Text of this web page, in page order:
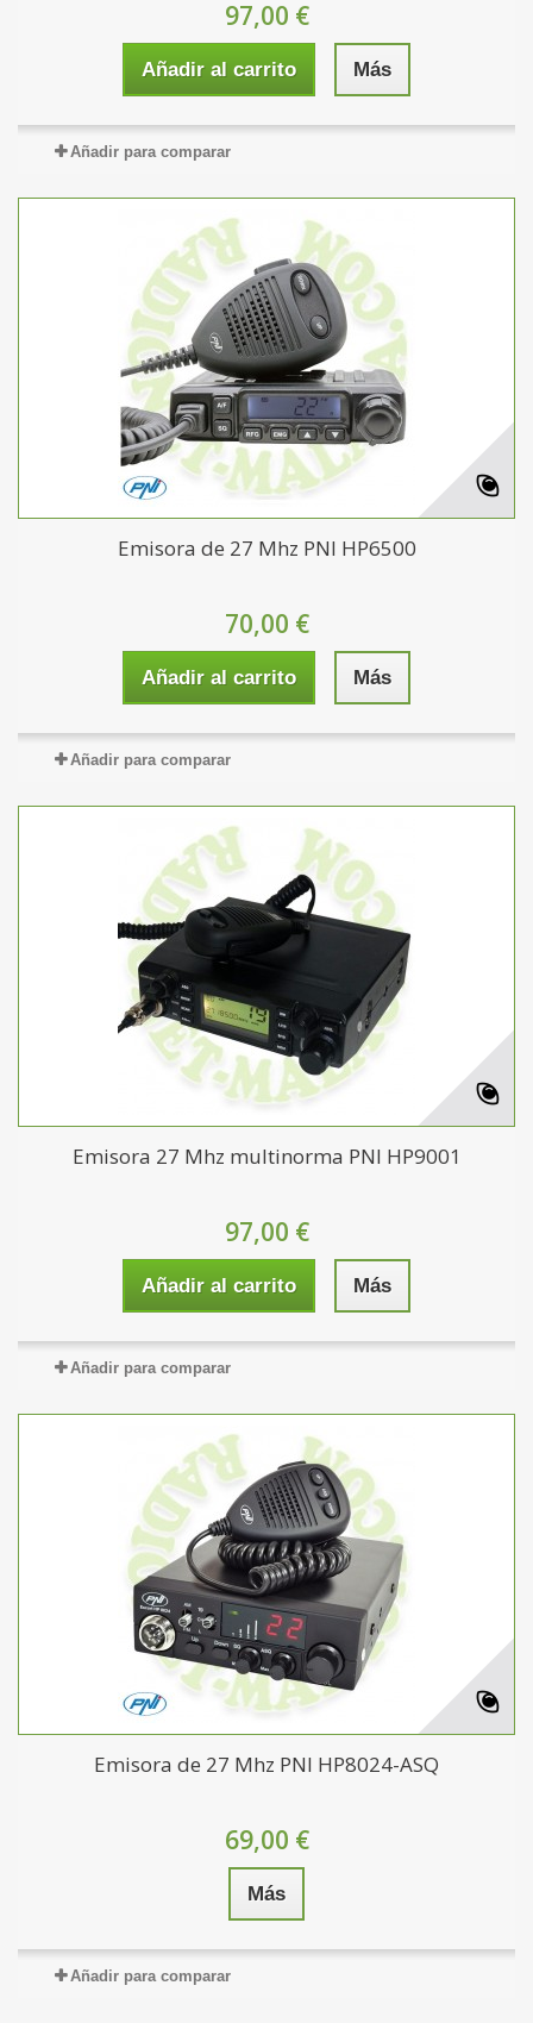
97,00 €
Añadir al carrito Más
Añadir para comparar
Emisora de 27 Mhz PNI HP6500
70,00 €
Añadir al carrito Más
Añadir para comparar
Emisora 27 Mhz multinorma PNI HP9001
97,00 €
Añadir al carrito Más
Añadir para comparar
Emisora de 27 Mhz PNI HP8024-ASQ
69,00 €
Más
Añadir para comparar